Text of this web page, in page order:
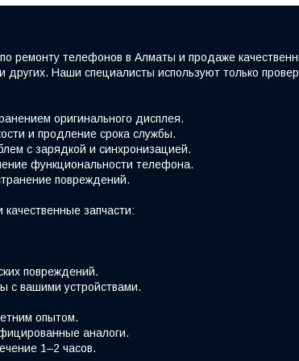
телефонов в Алматы и продаже
других. Наши специалисты используют только
оригинального дисплея.
и продление срока службы.
с зарядкой и синхронизацией.
функциональности телефона.
повреждений.
запчасти:
повреждений.
с вашими устройствами.
опытом.
аналоги.
1–2 часов.